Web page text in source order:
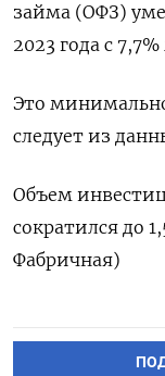
займа (ОФЗ)
2023 года с
Это
следует из
Объем
сократился до
Фабричная)